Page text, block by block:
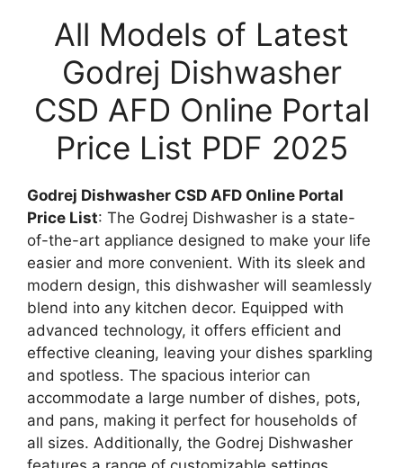
All Models of Latest
Godrej Dishwasher
CSD AFD Online Portal
Price List PDF 2025
Godrej Dishwasher CSD AFD Online Portal
Price List: The Godrej Dishwasher is a state-
of-the-art appliance designed to make your life
easier and more convenient. With its sleek and
modern design, this dishwasher will seamlessly
blend into any kitchen decor. Equipped with
advanced technology, it offers efficient and
effective cleaning, leaving your dishes sparkling
and spotless. The spacious interior can
accommodate a large number of dishes, pots,
and pans, making it perfect for households of
all sizes. Additionally, the Godrej Dishwasher